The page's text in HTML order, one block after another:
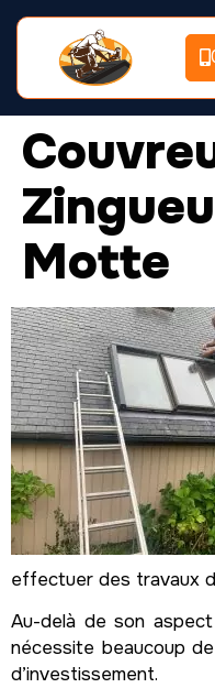
Motte
effectuer des travaux
Au-delà de son
nécessite beaucoup
d’investissement.